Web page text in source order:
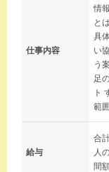
仕事内容
情
と
具
い
う
足
ト
範
給与
合
人
間